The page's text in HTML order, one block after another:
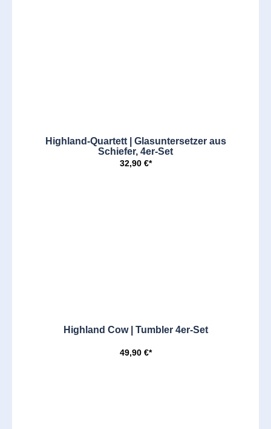
Highland-Quartett | Glasuntersetzer aus
Schiefer, 4er-Set
32,90 €*
Highland Cow | Tumbler 4er-Set
49,90 €*